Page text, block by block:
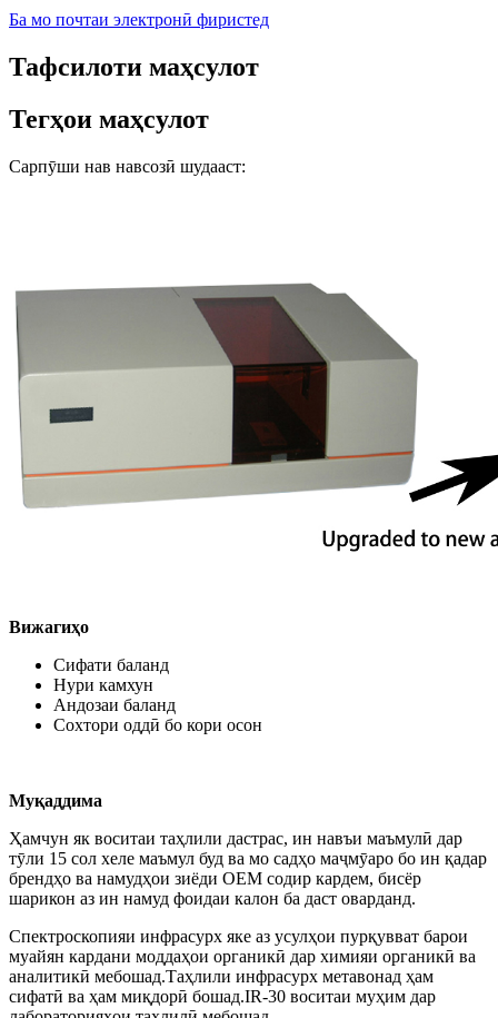
Ба мо почтаи электронӣ фиристед
Тафсилоти маҳсулот
Тегҳои маҳсулот
Сарпӯши нав навсозӣ шудааст:
Вижагиҳо
Сифати баланд
Нури камхун
Андозаи баланд
Сохтори оддӣ бо кори осон
Муқаддима
Ҳамчун як воситаи таҳлили дастрас, ин навъи маъмулӣ дар
тӯли 15 сол хеле маъмул буд ва мо садҳо маҷмӯаро бо ин қадар
брендҳо ва намудҳои зиёди OEM содир кардем, бисёр
шарикон аз ин намуд фоидаи калон ба даст оварданд.
Спектроскопияи инфрасурх яке аз усулҳои пурқувват барои
муайян кардани моддаҳои органикӣ дар химияи органикӣ ва
аналитикӣ мебошад.Таҳлили инфрасурх метавонад ҳам
сифатӣ ва ҳам миқдорӣ бошад.IR-30 воситаи муҳим дар